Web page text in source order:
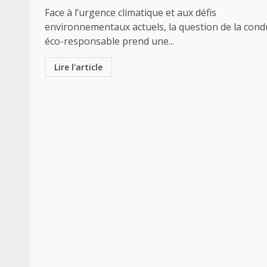
Face à l’urgence climatique et aux défis
environnementaux actuels, la question de la
éco-responsable prend une...
Lire l'article